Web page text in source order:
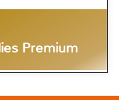
Premium